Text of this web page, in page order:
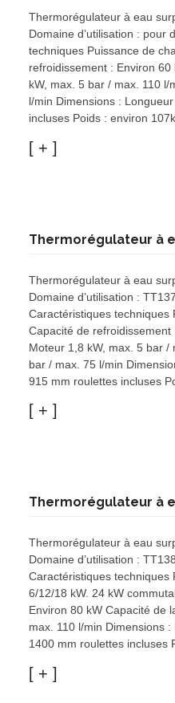
Thermorégulateur à eau
Domaine d’utilisation : pour
techniques Puissance de
refroidissement : Environ
kW, max. 5 bar / max. 110
l/min Dimensions :
incluses Poids : environ
Thermorégulateur à
Thermorégulateur à eau
Domaine d’utilisation :
Caractéristiques techniques
Capacité de
Moteur 1,8 kW, max. 5 bar /
bar / max. 75 l/min
915 mm roulettes incluses
Thermorégulateur à
Thermorégulateur à eau
Domaine d’utilisation :
Caractéristiques techniques
6/12/18 kW. 24 kW
Environ 80 kW Capacité de
max. 110 l/min Dimensions
1400 mm roulettes incluses